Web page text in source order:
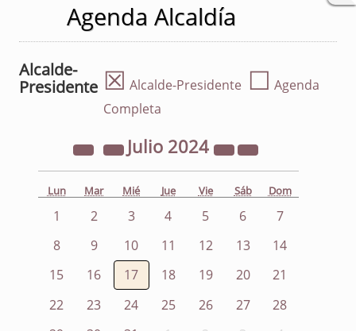
Agenda Alcaldía
Alcalde-
Presidente ☒ Alcalde-Presidente ☐ Agenda
Completa
Julio 2024
Lun Mar Mié Jue Vie Sáb Dom
1 2 3 4 5 6
7
8
9 10 11 12 13
14
15
16 17 18 19 20
21
22
23 24 25 26 27
28